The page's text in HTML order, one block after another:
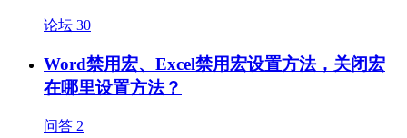
论坛 30
Word禁用宏、Excel禁用宏设置方法，关闭宏
在哪里设置方法？
问答 2